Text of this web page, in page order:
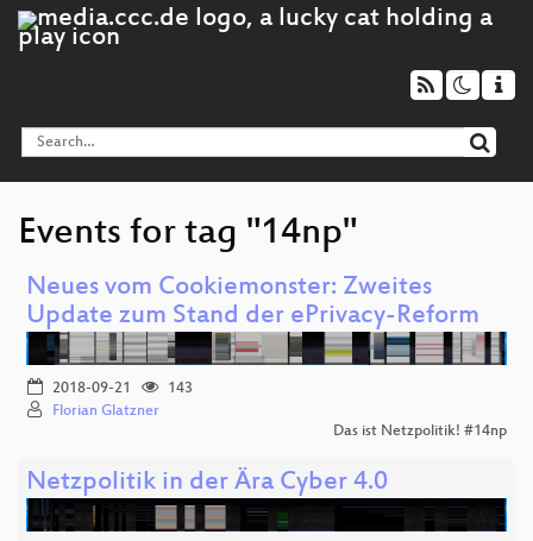
Events for tag "14np"
Neues vom Cookiemonster: Zweites
Update zum Stand der ePrivacy-Reform
2018-09-21
143
Florian Glatzner
Das ist Netzpolitik! #14np
Netzpolitik in der Ära Cyber 4.0